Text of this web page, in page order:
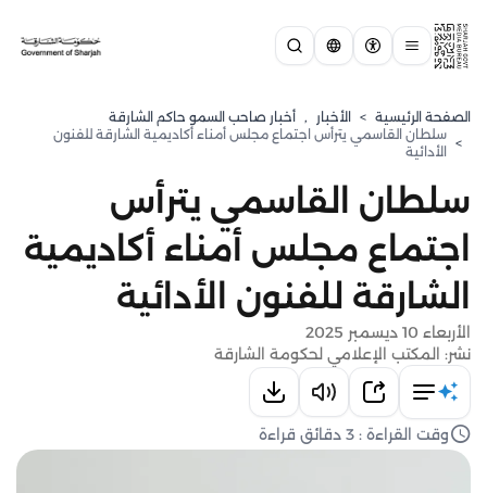
الصفحة الرئيسية > الأخبار , أخبار صاحب السمو حاكم الشارقة
>
سلطان القاسمي يترأس اجتماع مجلس أمناء أكاديمية الشارقة للفنون
الأدائية
سلطان القاسمي يترأس
اجتماع مجلس أمناء أكاديمية
الشارقة للفنون الأدائية
الأربعاء 10 ديسمبر 2025
نشر: المكتب الإعلامي لحكومة الشارقة
وقت القراءة : 3 دقائق قراءة